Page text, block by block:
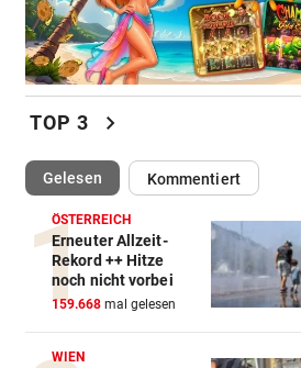
TOP 3 chevron_right
Gelesen(ausgewählt)Kommentiert
ÖSTERREICH
Erneuter Allzeit-
Rekord ++ Hitze
noch nicht vorbei
159.668 mal gelesen
WIEN